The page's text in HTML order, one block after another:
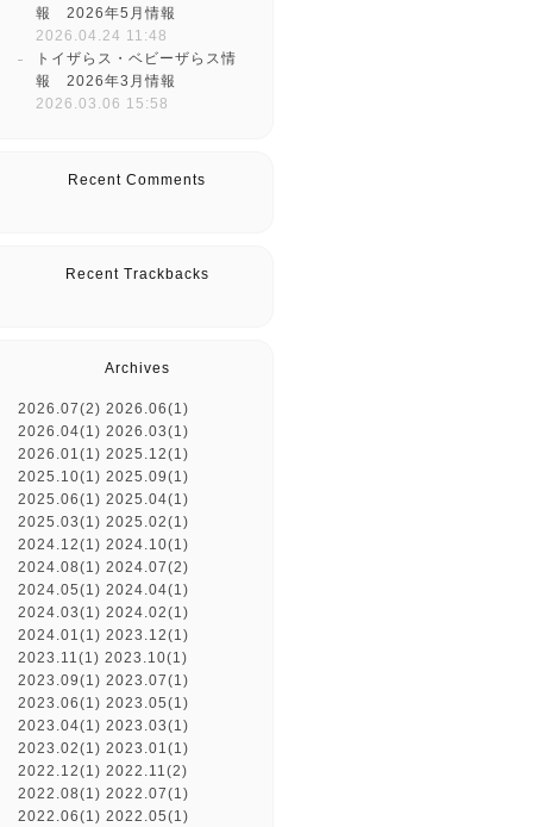
報 2026年5月情報
2026.04.24 11:48
トイザらス・ベビーザらス情
報 2026年3月情報
2026.03.06 15:58
Recent Comments
Recent Trackbacks
Archives
2026.07(2) 2026.06(1)
2026.04(1) 2026.03(1)
2026.01(1) 2025.12(1)
2025.10(1) 2025.09(1)
2025.06(1) 2025.04(1)
2025.03(1) 2025.02(1)
2024.12(1) 2024.10(1)
2024.08(1) 2024.07(2)
2024.05(1) 2024.04(1)
2024.03(1) 2024.02(1)
2024.01(1) 2023.12(1)
2023.11(1) 2023.10(1)
2023.09(1) 2023.07(1)
2023.06(1) 2023.05(1)
2023.04(1) 2023.03(1)
2023.02(1) 2023.01(1)
2022.12(1) 2022.11(2)
2022.08(1) 2022.07(1)
2022.06(1) 2022.05(1)